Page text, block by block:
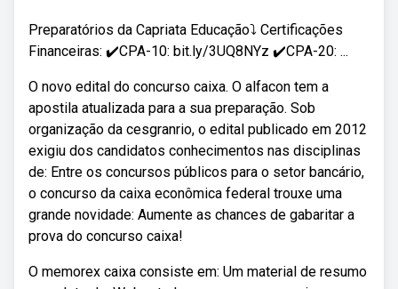
Preparatórios da Capriata Educação⤵️ Certificações
Financeiras: ✔️CPA-10: bit.ly/3UQ8NYz ✔️CPA-20: ...
O novo edital do concurso caixa. O alfacon tem a
apostila atualizada para a sua preparação. Sob
organização da cesgranrio, o edital publicado em 2012
exigiu dos candidatos conhecimentos nas disciplinas
de: Entre os concursos públicos para o setor bancário,
o concurso da caixa econômica federal trouxe uma
grande novidade: Aumente as chances de gabaritar a
prova do concurso caixa!
O memorex caixa consiste em: Um material de resumo